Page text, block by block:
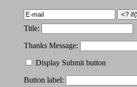
Title:
Thanks Message:
Display Submit button
Button label: